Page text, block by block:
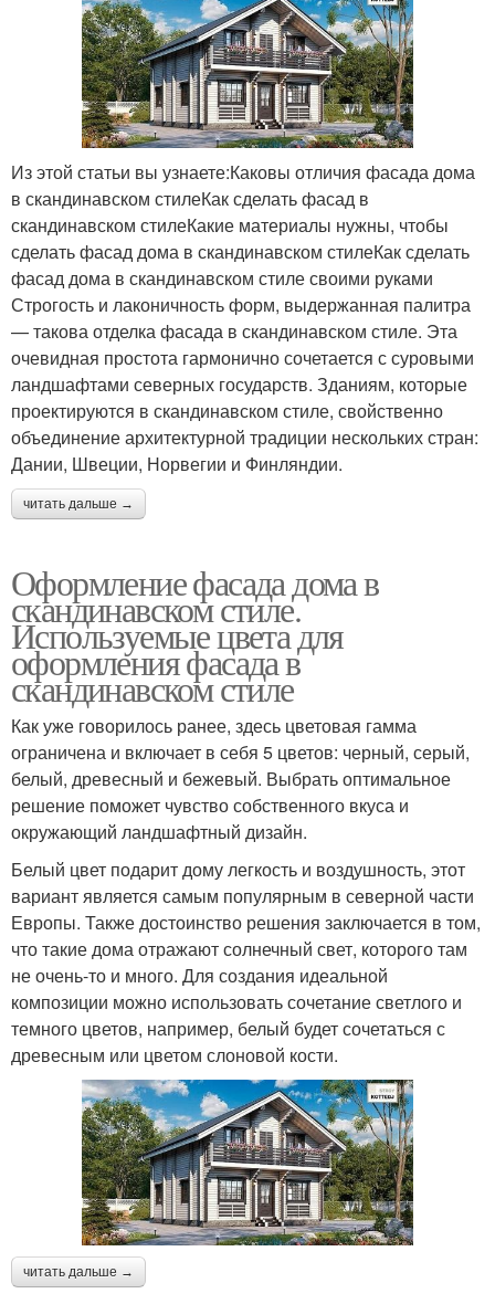
Из этой статьи вы узнаете:Каковы отличия фасада дома
в скандинавском стилеКак сделать фасад в
скандинавском стилеКакие материалы нужны, чтобы
сделать фасад дома в скандинавском стилеКак сделать
фасад дома в скандинавском стиле своими руками
Строгость и лаконичность форм, выдержанная палитра
— такова отделка фасада в скандинавском стиле. Эта
очевидная простота гармонично сочетается с суровыми
ландшафтами северных государств. Зданиям, которые
проектируются в скандинавском стиле, свойственно
объединение архитектурной традиции нескольких стран:
Дании, Швеции, Норвегии и Финляндии.
читать дальше →
Оформление фасада дома в
скандинавском стиле.
Используемые цвета для
оформления фасада в
скандинавском стиле
Как уже говорилось ранее, здесь цветовая гамма
ограничена и включает в себя 5 цветов: черный, серый,
белый, древесный и бежевый. Выбрать оптимальное
решение поможет чувство собственного вкуса и
окружающий ландшафтный дизайн.
Белый цвет подарит дому легкость и воздушность, этот
вариант является самым популярным в северной части
Европы. Также достоинство решения заключается в том,
что такие дома отражают солнечный свет, которого там
не очень-то и много. Для создания идеальной
композиции можно использовать сочетание светлого и
темного цветов, например, белый будет сочетаться с
древесным или цветом слоновой кости.
читать дальше →